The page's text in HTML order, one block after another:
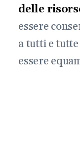
delle
essere
a tutti e
essere